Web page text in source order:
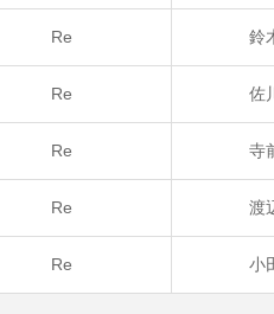
Re 鈴
Re 佐
Re 寺
Re 渡
Re 小